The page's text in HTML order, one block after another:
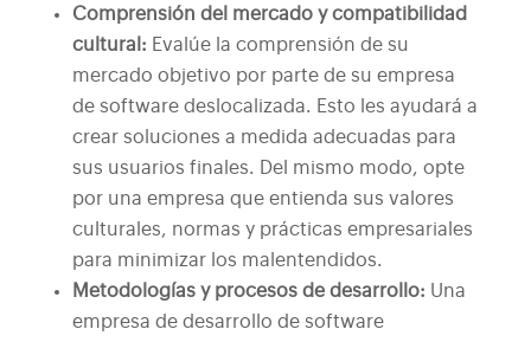
Comprensión del mercado y compatibilidad
cultural: Evalúe la comprensión de su
mercado objetivo por parte de su empresa
de software deslocalizada. Esto les ayudará a
crear soluciones a medida adecuadas para
sus usuarios finales. Del mismo modo, opte
por una empresa que entienda sus valores
culturales, normas y prácticas empresariales
para minimizar los malentendidos.
Metodologías y procesos de desarrollo: Una
empresa de desarrollo de software